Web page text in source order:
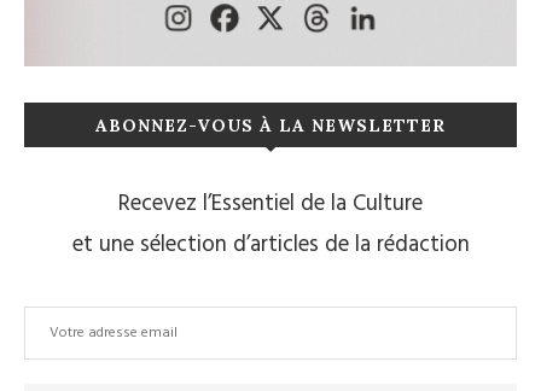
ABONNEZ-VOUS À LA NEWSLETTER
Recevez l’Essentiel de la Culture
et une sélection d’articles de la rédaction